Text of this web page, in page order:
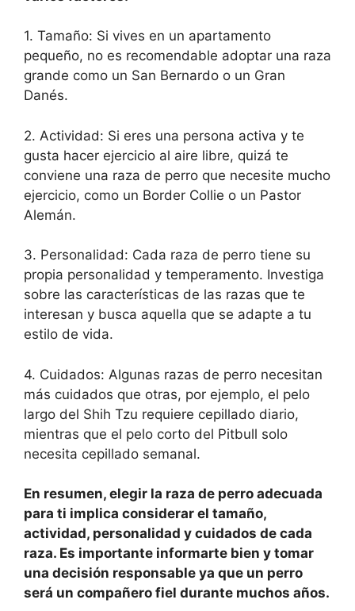
1. Tamaño: Si vives en un apartamento
pequeño, no es recomendable adoptar una raza
grande como un San Bernardo o un Gran
Danés.
2. Actividad: Si eres una persona activa y te
gusta hacer ejercicio al aire libre, quizá te
conviene una raza de perro que necesite mucho
ejercicio, como un Border Collie o un Pastor
Alemán.
3. Personalidad: Cada raza de perro tiene su
propia personalidad y temperamento. Investiga
sobre las características de las razas que te
interesan y busca aquella que se adapte a tu
estilo de vida.
4. Cuidados: Algunas razas de perro necesitan
más cuidados que otras, por ejemplo, el pelo
largo del Shih Tzu requiere cepillado diario,
mientras que el pelo corto del Pitbull solo
necesita cepillado semanal.
En resumen, elegir la raza de perro adecuada
para ti implica considerar el tamaño,
actividad, personalidad y cuidados de cada
raza. Es importante informarte bien y tomar
una decisión responsable ya que un perro
será un compañero fiel durante muchos años.